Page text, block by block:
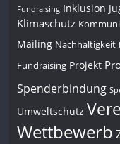
Fundraising Inklusion
Klimaschutz
Mailing Nachhaltigkeit
Fundraising Projekt
Spenderbindung
Umweltschutz
Wettbewerb